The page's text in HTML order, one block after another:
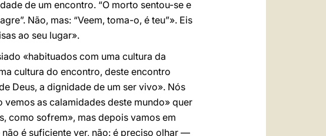
de um encontro. “O morto sentou-se e
Não, mas: “Veem, toma-o, é teu”». Eis
ao seu lugar».
«habituados com uma cultura da
cultura do encontro, deste encontro
Deus, a dignidade de um ser vivo». Nós
as calamidades deste mundo» quer
como sofrem», mas depois vamos em
é suficiente ver, não: é preciso olhar —